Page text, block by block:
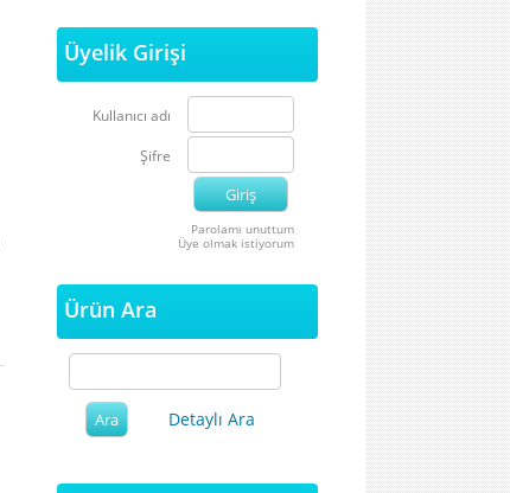
Üyelik Girişi
Kullanıcı adı
Şifre
Parolamı unuttum
Üye olmak istiyorum
Ürün Ara
Detaylı Ara